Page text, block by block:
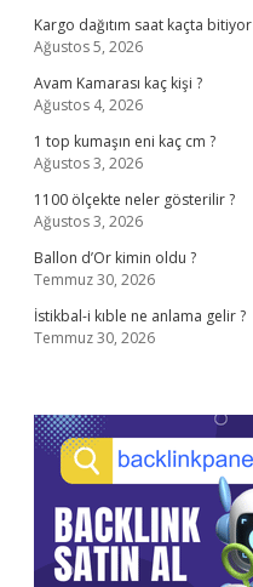
Kargo dağıtım saat kaçta bitiyor
Ağustos 5, 2026
Avam Kamarası kaç kişi ?
Ağustos 4, 2026
1 top kumaşın eni kaç cm ?
Ağustos 3, 2026
1100 ölçekte neler gösterilir ?
Ağustos 3, 2026
Ballon d’Or kimin oldu ?
Temmuz 30, 2026
İstikbal-i kıble ne anlama gelir ?
Temmuz 30, 2026